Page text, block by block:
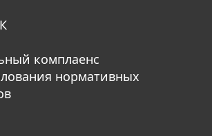
комплаенс
нормативных